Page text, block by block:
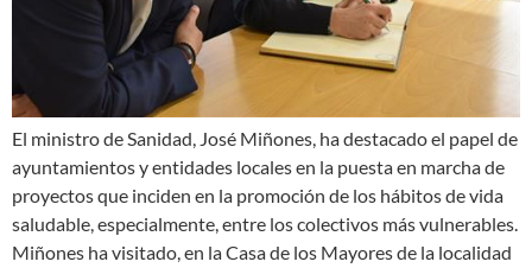
El ministro de Sanidad, José Miñones, ha destacado el papel de
ayuntamientos y entidades locales en la puesta en marcha de
proyectos que inciden en la promoción de los hábitos de vida
saludable, especialmente, entre los colectivos más vulnerables.
Miñones ha visitado, en la Casa de los Mayores de la localidad